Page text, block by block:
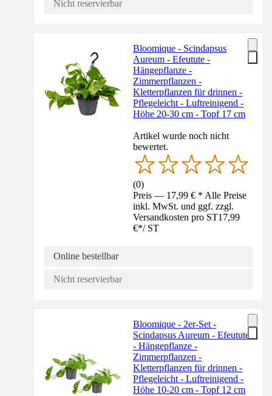
Nicht reservierbar
Bloomique - Scindapsus
Aureum - Efeutute -
Hängepflanze -
Zimmerpflanzen -
Kletterpflanzen für drinnen -
Pflegeleicht - Luftreinigend -
Höhe 20-30 cm - Topf 17 cm
Artikel wurde noch nicht
bewertet.
(0)
Preis — 17,99 € * Alle Preise
inkl. MwSt. und ggf. zzgl.
Versandkosten pro ST17,99
€*/ ST
Online bestellbar
Nicht reservierbar
Bloomique - 2er-Set -
Scindapsus Aureum - Efeutute
- Hängepflanze -
Zimmerpflanzen -
Kletterpflanzen für drinnen -
Pflegeleicht - Luftreinigend -
Höhe 10-20 cm - Topf 12 cm